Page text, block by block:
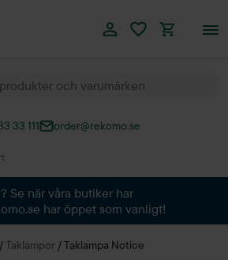
33 111 order@rekomo.se
Över 60.000 produkter
Se när våra butiker har
har öppet som vanligt!
/Taklampor /Taklampa Notice